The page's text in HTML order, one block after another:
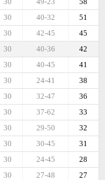
51
40-32
30
45
42-45
30
42
40-36
30
41
40-45
30
38
24-41
30
36
32-47
30
33
37-62
30
32
29-50
30
31
30-45
30
28
24-45
30
27
27-48
30